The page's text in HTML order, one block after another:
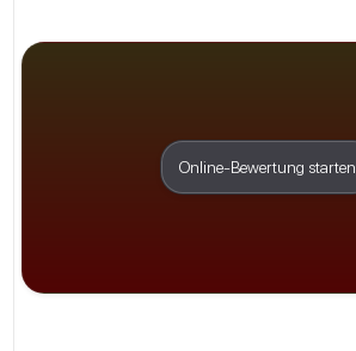
Online-Bewertung starten